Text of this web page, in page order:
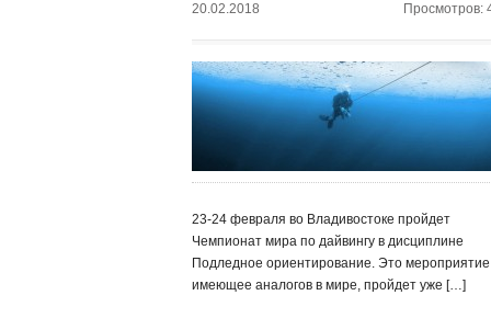
20.02.2018 Просмотров:
23-24 февраля во Владивостоке пройдет
Чемпионат мира по дайвингу в дисциплине
Подледное ориентирование. Это
имеющее аналогов в мире, пройдет уже […]